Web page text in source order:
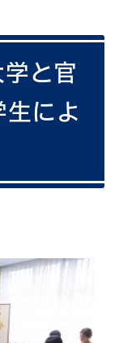
と官
によ